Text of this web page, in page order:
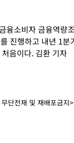
융소비자 금융역량
진행하고 내년 1
음이다. 김환 기자
단전재 및 재배포금지>